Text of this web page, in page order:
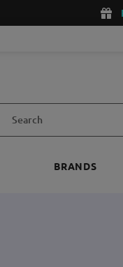
BRANDS